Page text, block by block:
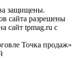
защищены.
сайта разрешены
сайт tpmag.ru с
Точка продаж»